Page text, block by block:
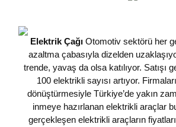
Elektrik Çağı Otomotiv sektörü her
azaltma çabasıyla dizelden
trende, yavaş da olsa katılıyor. Satışı
100 elektrikli sayısı artıyor.
dönüştürmesiyle Türkiye’de yakın
inmeye hazırlanan elektrikli araçlar
gerçekleşen elektrikli araçların